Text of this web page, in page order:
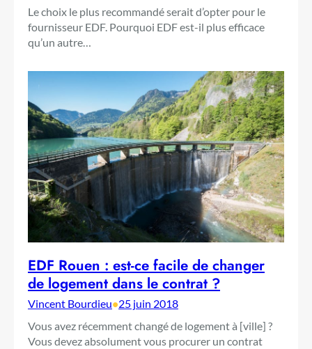
Le choix le plus recommandé serait d’opter pour le
fournisseur EDF. Pourquoi EDF est-il plus efficace
qu’un autre…
EDF Rouen : est-ce facile de changer
de logement dans le contrat ?
Vincent Bourdieu•25 juin 2018
Vous avez récemment changé de logement à [ville] ?
Vous devez absolument vous procurer un contrat